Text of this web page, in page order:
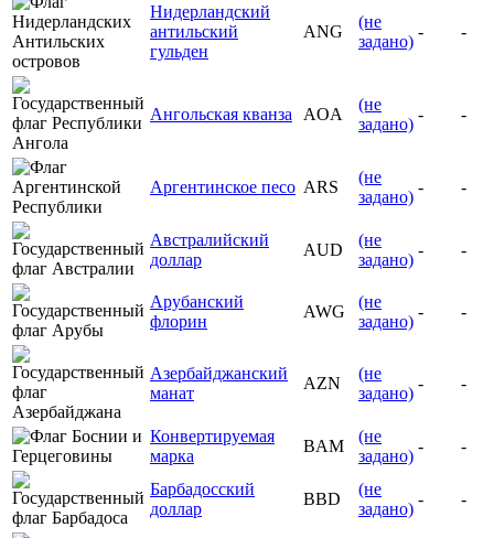
Нидерландский
антильский
гульден
ANG
(не
задано)
- -
Ангольская кванза AOA
(не
задано)
- -
Аргентинское песо ARS
(не
задано)
- -
Австралийский
доллар
AUD
(не
задано)
- -
Арубанский
флорин
AWG
(не
задано)
- -
Азербайджанский
манат
AZN
(не
задано)
- -
Конвертируемая
марка
BAM
(не
задано)
- -
Барбадосский
доллар
BBD
(не
задано)
- -